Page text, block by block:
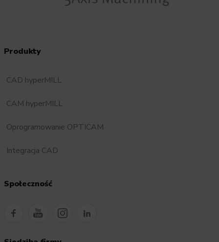
Produkty
CAD hyperMILL
CAM hyperMILL
Oprogramowanie OPTICAM
Integracja CAD
Społeczność